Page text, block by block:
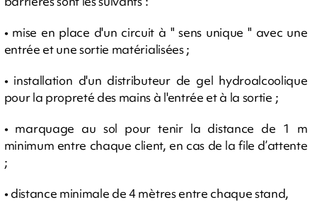
• mise en place d'un circuit à " sens unique " avec une
entrée et une sortie matérialisées ;
• installation d'un distributeur de gel hydroalcoolique
pour la propreté des mains à l'entrée et à la sortie ;
• marquage au sol pour tenir la distance de 1 m
minimum entre chaque client, en cas de la file d’attente
;
• distance minimale de 4 mètres entre chaque stand,